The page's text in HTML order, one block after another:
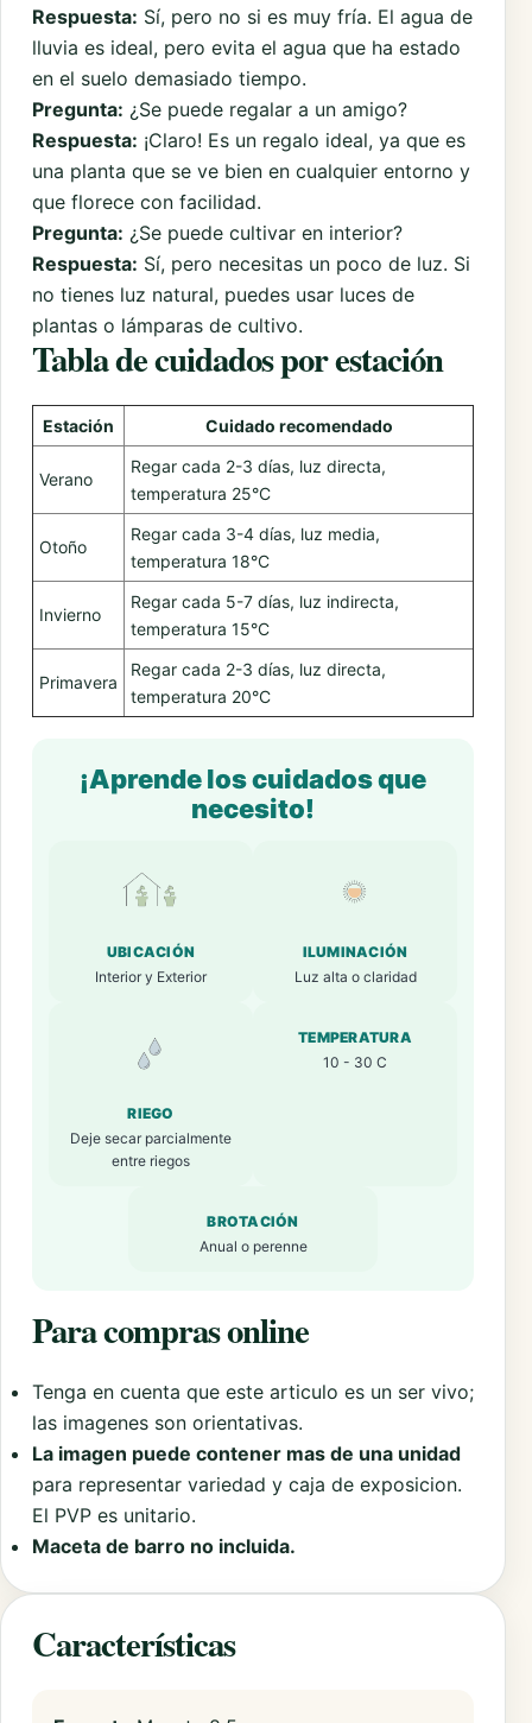
Respuesta: Sí, pero no si es muy fría. El agua de
lluvia es ideal, pero evita el agua que ha estado
en el suelo demasiado tiempo.
Pregunta: ¿Se puede regalar a un amigo?
Respuesta: ¡Claro! Es un regalo ideal, ya que es
una planta que se ve bien en cualquier entorno y
que florece con facilidad.
Pregunta: ¿Se puede cultivar en interior?
Respuesta: Sí, pero necesitas un poco de luz. Si
no tienes luz natural, puedes usar luces de
plantas o lámparas de cultivo.
Tabla de cuidados por estación
Estación Cuidado recomendado
Verano
Regar cada 2-3 días, luz directa,
temperatura 25°C
Otoño
Regar cada 3-4 días, luz media,
temperatura 18°C
Invierno
Regar cada 5-7 días, luz indirecta,
temperatura 15°C
Primavera
Regar cada 2-3 días, luz directa,
temperatura 20°C
¡Aprende los cuidados que
necesito!
UBICACIÓN
Interior y Exterior
ILUMINACIÓN
Luz alta o claridad
RIEGO
Deje secar parcialmente
entre riegos
TEMPERATURA
10 - 30 C
BROTACIÓN
Anual o perenne
Para compras online
Tenga en cuenta que este articulo es un ser vivo;
las imagenes son orientativas.
La imagen puede contener mas de una unidad
para representar variedad y caja de exposicion.
El PVP es unitario.
Maceta de barro no incluida.
Características